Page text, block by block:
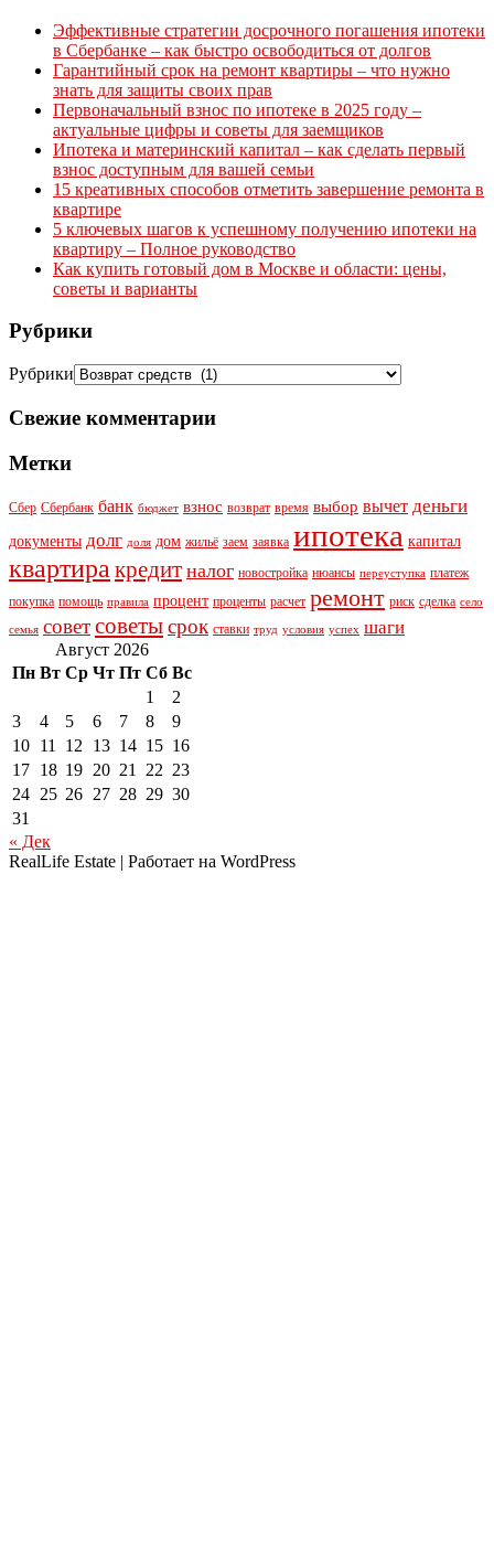
Эффективные стратегии досрочного погашения ипотеки
в Сбербанке – как быстро освободиться от долгов
Гарантийный срок на ремонт квартиры – что нужно
знать для защиты своих прав
Первоначальный взнос по ипотеке в 2025 году –
актуальные цифры и советы для заемщиков
Ипотека и материнский капитал – как сделать первый
взнос доступным для вашей семьи
15 креативных способов отметить завершение ремонта в
квартире
5 ключевых шагов к успешному получению ипотеки на
квартиру – Полное руководство
Как купить готовый дом в Москве и области: цены,
советы и варианты
Рубрики
Рубрики
Свежие комментарии
Метки
Сбер Сбербанк банк бюджет взнос возврат время выбор вычет деньги
документы долг доля дом жильё заем заявка ипотека капитал
квартиракредит налог новостройка нюансы переуступка платеж
покупка помощь правила процент проценты расчет ремонт риск сделка село
семья советсоветысрок ставки труд условия успех шаги
Август 2026
Пн Вт Ср Чт Пт Сб Вс
1
2
3
4 5 6 7 8
9
10 11 12 13 14 15 16
17 18 19 20 21 22 23
24 25 26 27 28 29 30
31
« Дек
RealLife Estate | Работает на WordPress